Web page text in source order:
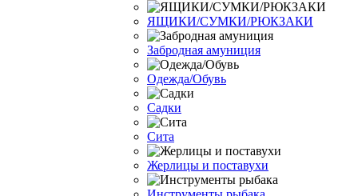
ЯЩИКИ/СУМКИ/РЮКЗАКИ
Забродная амуниция
Одежда/Обувь
Садки
Сита
Жерлицы и поставухи